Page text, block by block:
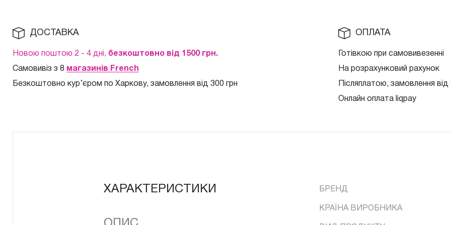
ДОСТАВКА
Новою поштою 2 - 4 дні, безкоштовно від 1500 грн.
Самовивіз з 8 магазинів French
Безкоштовно кур’єром по Харкову, замовлення від 300 грн
ОПЛАТА
Готівкою при самовивезенні
На розрахунковий рахунок
Післяплатою, замовлення від
Онлайн оплата liqpay
ХАРАКТЕРИСТИКИ БРЕНД
КРАЇНА ВИРОБНИКА